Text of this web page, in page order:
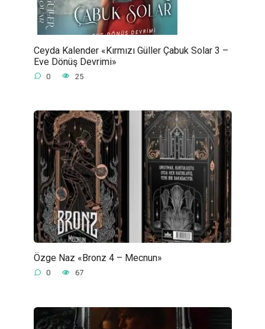
Ceyda Kalender «Kırmızı Güller Çabuk Solar 3 –
Eve Dönüş Devrimi»
0 25
Özge Naz «Bronz 4 – Mecnun»
0 67